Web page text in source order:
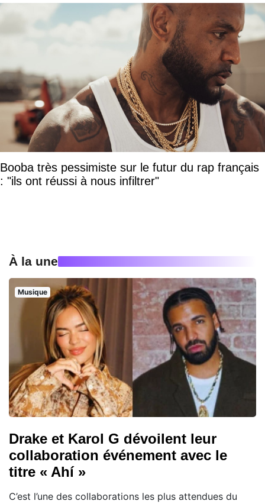
Booba très pessimiste sur le futur du rap français
: "ils ont réussi à nous infiltrer"
À la une
Musique
Drake et Karol G dévoilent leur
collaboration événement avec le
titre « Ahí »
C’est l’une des collaborations les plus attendues du